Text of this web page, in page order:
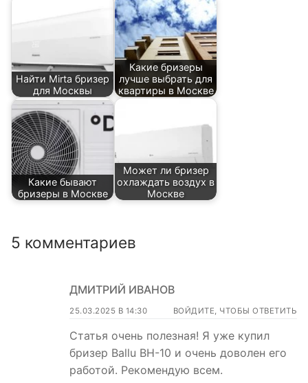
Найти Mirta бризер
для Москвы
Какие бризеры
лучше выбрать для
квартиры в Москве
Какие бывают
бризеры в Москве
Может ли бризер
охлаждать воздух в
Москве
5 комментариев
ДМИТРИЙ ИВАНОВ
25.03.2025 В 14:30 ВОЙДИТЕ, ЧТОБЫ ОТВЕТИТЬ
Статья очень полезная! Я уже купил
бризер Ballu BH-10 и очень доволен его
работой. Рекомендую всем.